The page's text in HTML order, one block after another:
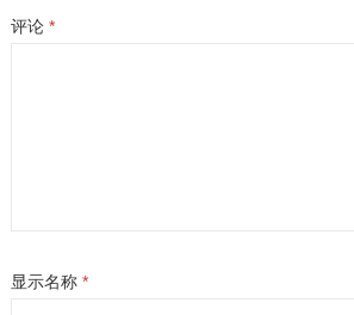
评论 *
显示名称 *